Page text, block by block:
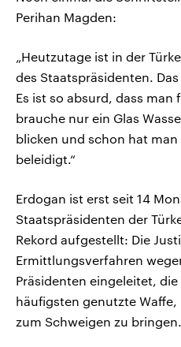
Perihan Magden:
„Heutzutage ist in der
des Staatspräsidenten.
Es ist so absurd, dass
brauche nur ein Glas
blicken und schon hat man
beleidigt.“
Erdogan ist erst seit 14
Staatspräsidenten der
Rekord aufgestellt: Die
Ermittlungsverfahren
Präsidenten eingeleitet,
häufigsten genutzte Waffe,
zum Schweigen zu bringen.